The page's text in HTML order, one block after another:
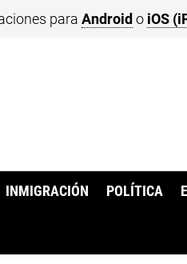
para Android o iOS
INMIGRACIÓN POLÍTICA